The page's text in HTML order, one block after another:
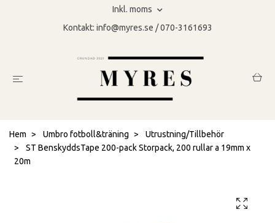
Inkl. moms
Kontakt: info@myres.se / 070-3161693
Hem Umbro fotboll&träning
Utrustning/Tillbehör
ST BenskyddsTape 200-pack Storpack, 200 rullar a 19mm x
20m